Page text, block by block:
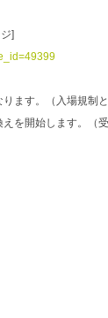
]
ます。（入場規制
を開始します。（